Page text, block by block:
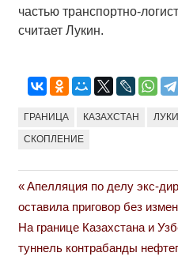
частью транспортно-
считает Лукин.
ГРАНИЦА КАЗАХСТАН
СКОПЛЕНИЕ
Навигация
по
записям
Previous
Post:
Апелляция по делу экс-
оставила приговор без
Next
Post:
На границе Казахстана и
туннель контрабанды